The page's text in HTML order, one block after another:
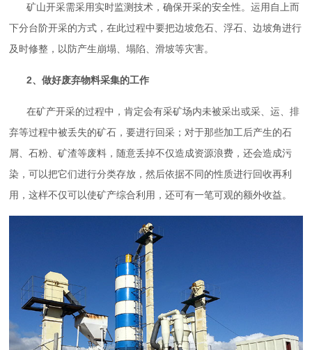
矿山开采需采用实时监测技术，确保开采的安全性。运用自上而
下分台阶开采的方式，在此过程中要把边坡危石、浮石、边坡角进行
及时修整，以防产生崩塌、塌陷、滑坡等灾害。
2、做好废弃物料采集的工作
在矿产开采的过程中，肯定会有采矿场内未被采出或采、运、排
弃等过程中被丢失的矿石，要进行回采；对于那些加工后产生的石
屑、石粉、矿渣等废料，随意丢掉不仅造成资源浪费，还会造成污
染，可以把它们进行分类存放，然后依据不同的性质进行回收再利
用，这样不仅可以使矿产综合利用，还可有一笔可观的额外收益。